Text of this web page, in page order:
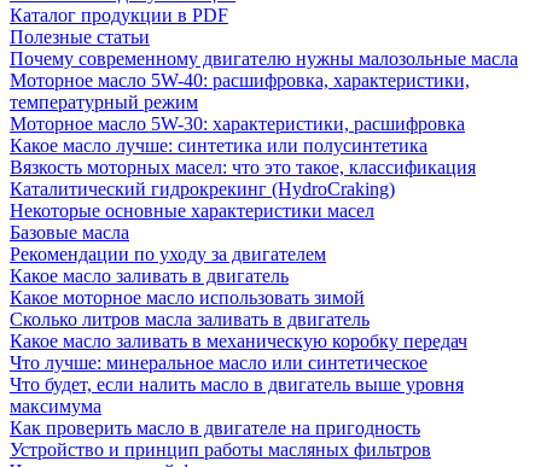
Каталог продукции в PDF
Полезные статьи
Почему современному двигателю нужны малозольные масла
Моторное масло 5W-40: расшифровка, характеристики,
температурный режим
Моторное масло 5W-30: характеристики, расшифровка
Какое масло лучше: синтетика или полусинтетика
Вязкость моторных масел: что это такое, классификация
Каталитический гидрокрекинг (НydroСraking)
Некоторые основные характеристики масел
Базовые масла
Рекомендации по уходу за двигателем
Какое масло заливать в двигатель
Какое моторное масло использовать зимой
Сколько литров масла заливать в двигатель
Какое масло заливать в механическую коробку передач
Что лучше: минеральное масло или синтетическое
Что будет, если налить масло в двигатель выше уровня
максимума
Как проверить масло в двигателе на пригодность
Устройство и принцип работы масляных фильтров